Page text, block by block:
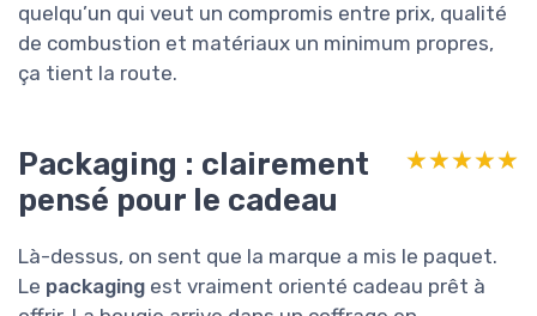
quelqu’un qui veut un compromis entre prix, qualité
de combustion et matériaux un minimum propres,
ça tient la route.
Packaging : clairement
pensé pour le cadeau
★★★★★
★★★★★
Là-dessus, on sent que la marque a mis le paquet.
Le packaging est vraiment orienté cadeau prêt à